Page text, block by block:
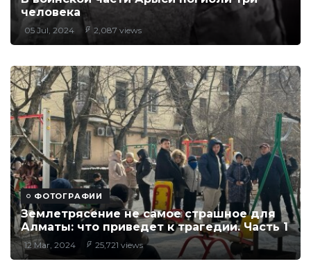
человека
05 Jul, 2024 2,087 views
ФОТОГРАФИИ
Землетрясение не самое страшное для
Алматы: что приведет к трагедии. Часть 1
12 Mar, 2024 25,721 views